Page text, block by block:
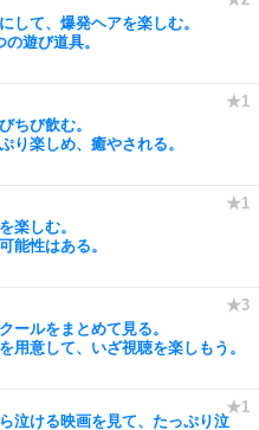
して、爆発ヘアを楽しむ。
遊び道具。
ちび飲む。
り楽しめ、癒やされる。
楽しむ。
能性はある。
ールをまとめて見る。
用意して、いざ視聴を楽しもう。
泣ける映画を見て、たっぷり泣